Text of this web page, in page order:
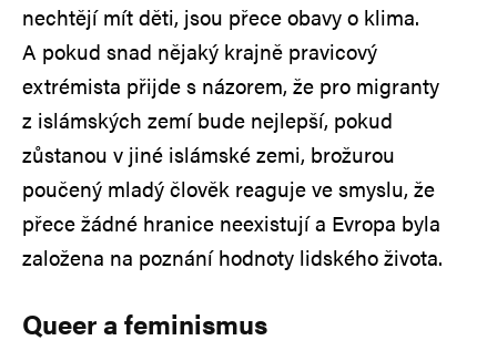
nechtějí mít děti, jsou přece obavy o klima.
A pokud snad nějaký krajně pravicový
extrémista přijde s názorem, že pro migranty
z islámských zemí bude nejlepší, pokud
zůstanou v jiné islámské zemi, brožurou
poučený mladý člověk reaguje ve smyslu, že
přece žádné hranice neexistují a Evropa byla
založena na poznání hodnoty lidského života.
Queer a feminismus